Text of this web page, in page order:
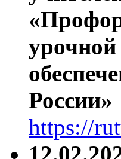
России»
https://